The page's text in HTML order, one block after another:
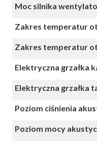
Moc silnika
Zakres temperatur
Zakres temperatur
Elektryczna grzałka
Elektryczna grzałka
Poziom ciśnienia
Poziom mocy